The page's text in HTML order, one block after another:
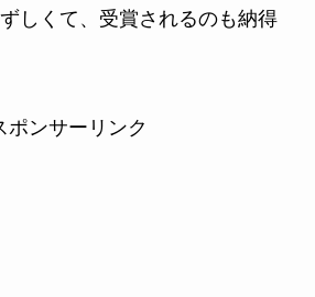
しくて、受賞されるのも納得
ポンサーリンク